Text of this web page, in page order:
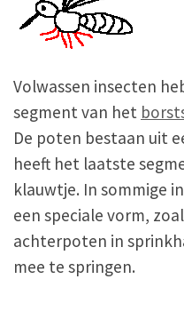
Volwassen insecten
segment van het
De poten bestaan uit
heeft het laatste
klauwtje. In sommige
een speciale vorm,
achterpoten in
mee te springen.